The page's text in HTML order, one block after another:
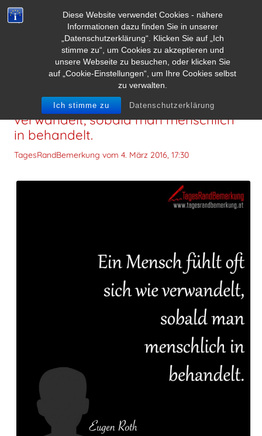
Diese Website verwendet Cookies - nähere
Informationen dazu finden Sie in unserer
„Datenschutzerklärung“. Klicken Sie auf „Ich
stimme zu“, um Cookies zu akzeptieren und
unsere Webseite zu besuchen, oder klicken Sie
auf „Cookie-Einstellungen“, um Ihre Cookies selbst
zu verwalten.
Ich stimme zu Datenschutzerklärung
Ein Mensch fühlt oft sich wie
verwandelt, sobald man menschlich
in behandelt.
TagesRandBemerkung vom 4. März 2016, 17:30